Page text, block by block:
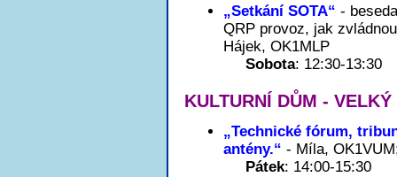
„Setkání SOTA“ -
QRP provoz, jak
Hájek, OK1MLP
Sobota: 12:30-13:30
KULTURNÍ DŮM - VELKÝ
„Technické fórum,
antény.“ - Míla,
Pátek: 14:00-15:30